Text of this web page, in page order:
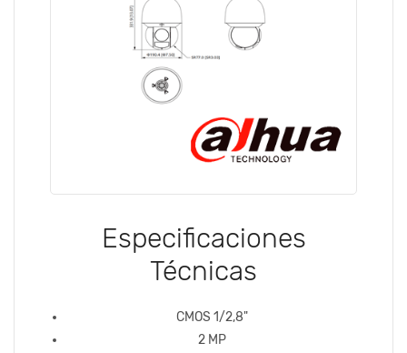
Especificaciones
Técnicas
CMOS 1/2,8"
2 MP